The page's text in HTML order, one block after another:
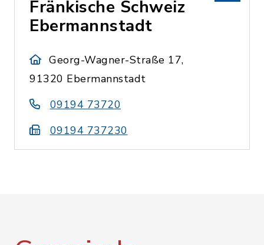
Fränkische Schweiz
Ebermannstadt
Georg-Wagner-Straße 17,
91320 Ebermannstadt
09194 73720
09194 737230